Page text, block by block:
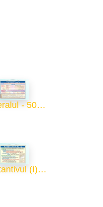
Numeralul - 50x70
Substantivul (I) - 50x70